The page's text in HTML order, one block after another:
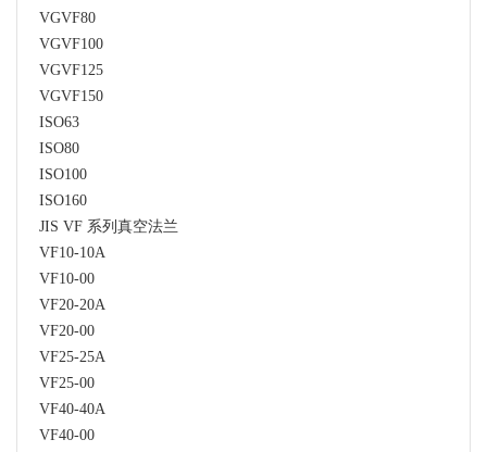
VGVF80
VGVF100
VGVF125
VGVF150
ISO63
ISO80
ISO100
ISO160
JIS VF 系列真空法兰
VF10-10A
VF10-00
VF20-20A
VF20-00
VF25-25A
VF25-00
VF40-40A
VF40-00